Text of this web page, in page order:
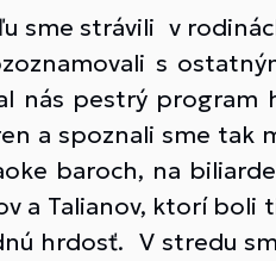
sme strávili v
s
nás pestrý program
a spoznali sme tak
baroch, na
a Talianov, ktorí boli
hrdosť. V stredu